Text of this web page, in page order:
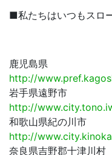
■私たちはいつもスロ
鹿児島県
http://
岩手県遠野市
http://
和歌山県紀の川市
http://
奈良県吉野郡十津川村